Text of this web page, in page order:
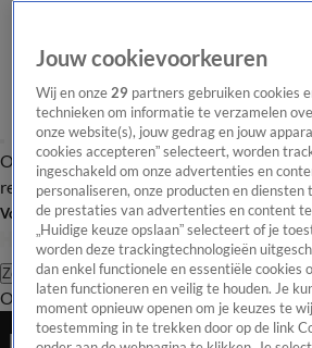
Overzicht Laatste nieuws Regionieuws Het
redactie
Volg Hart van Nederland
Zoeken
OverzichtRegioUitzendingenWeerTip
Motorrijder overleden na
Jouw cookievoorkeuren
Wij en onze29 partners gebruiken cookies
technieken om informatie te verzamelen
onze website(s), jouw gedrag en jouw
cookies accepteren” selecteert, worden
ingeschakeld om onze advertenties en
personaliseren, onze producten en diensten
de prestaties van advertenties en content
„Huidige keuze opslaan” selecteert of je
worden deze trackingtechnologieën
dan enkel functionele en essentiële cookies
laten functioneren en veilig te houden. Je
moment opnieuw openen om je keuzes te
toestemming in te trekken door op de link